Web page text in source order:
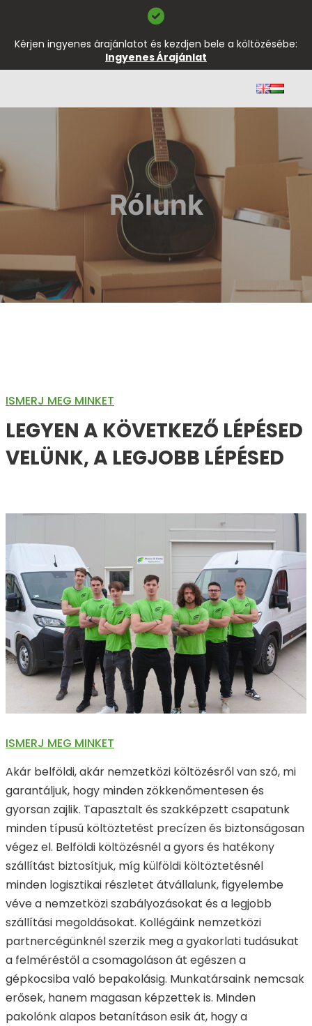
Kérjen ingyenes árajánlatot és kezdjen bele a költözésébe:
Ingyenes Árajánlat
Rólunk
ISMERJ MEG MINKET
LEGYEN A KÖVETKEZŐ LÉPÉSED
VELÜNK, A LEGJOBB LÉPÉSED
ISMERJ MEG MINKET
Akár belföldi, akár nemzetközi költözésről van szó, mi
garantáljuk, hogy minden zökkenőmentesen és
gyorsan zajlik. Tapasztalt és szakképzett csapatunk
minden típusú költöztetést precízen és biztonságosan
végez el. Belföldi költözésnél a gyors és hatékony
szállítást biztosítjuk, míg külföldi költöztetésnél
minden logisztikai részletet átvállalunk, figyelembe
véve a nemzetközi szabályozásokat és a legjobb
szállítási megoldásokat. Kollégáink nemzetközi
partnercégünknél szerzik meg a gyakorlati tudásukat
a felméréstől a csomagoláson át egészen a
gépkocsiba való bepakolásig. Munkatársaink nemcsak
erősek, hanem magasan képzettek is. Minden
pakolónk alapos betanításon esik át, hogy a